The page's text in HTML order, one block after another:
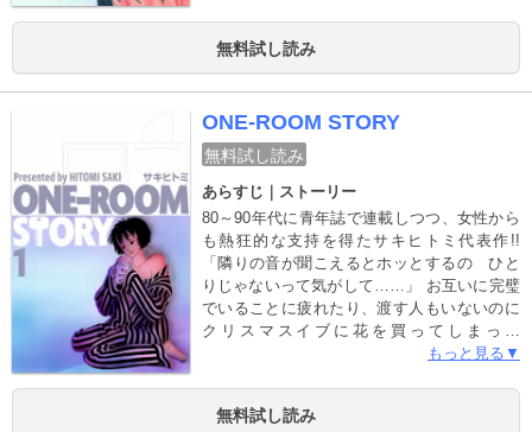
無料試し読み
ONE-ROOM STORY
無料試し読み
あらすじ｜ストーリー
80～90年代に青年誌で連載しつつ、女性から
も熱狂的な支持を得たサキヒトミ代表作!!
「隣りの音が聞こえるとホッとするの ひと
りじゃないって気がして……」 お互いに完璧
でいることに疲れたり、渡す人もいないのに
クリスマスイブに花を買ってしまった
り……。 都会のワンルーム・マンションを舞
スタルジックな気分 ROOM No.002 103号室
もっと見る▼
無料試し読み